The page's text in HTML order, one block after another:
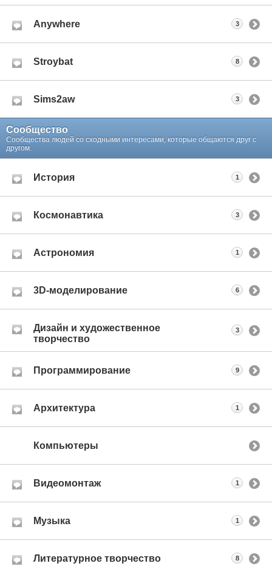
Anywhere 3
Stroybat 8
Sims2aw 3
Сообщество
Сообщества людей со сходными интересами, которые общаются друг с
другом.
История 1
Космонавтика 3
Астрономия 1
3D-моделирование 6
Дизайн и художественное
творчество
3
Программирование 9
Архитектура 1
Компьютеры
Видеомонтаж 1
Музыка 1
Литературное творчество 8